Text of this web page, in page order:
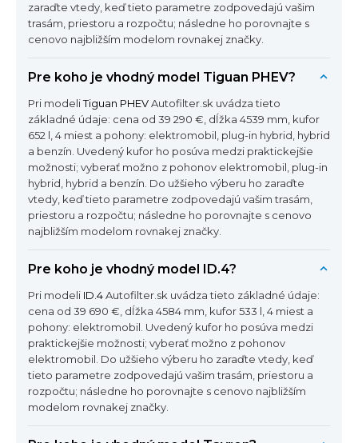
zaraďte vtedy, keď tieto parametre zodpovedajú vašim
trasám, priestoru a rozpočtu; následne ho porovnajte s
cenovo najbližším modelom rovnakej značky.
Pre koho je vhodný model Tiguan PHEV?
Pri modeliTiguan PHEVAutofilter.sk uvádza tieto
základné údaje: cena od 39 290 €, dĺžka 4539 mm, kufor
652 l, 4 miest a pohony: elektromobil, plug-in hybrid, hybrid
a benzín. Uvedený kufor ho posúva medzi praktickejšie
možnosti; vyberať možno z pohonov elektromobil, plug-in
hybrid, hybrid a benzín. Do užšieho výberu ho zaraďte
vtedy, keď tieto parametre zodpovedajú vašim trasám,
priestoru a rozpočtu; následne ho porovnajte s cenovo
najbližším modelom rovnakej značky.
Pre koho je vhodný model ID.4?
Pri modeli ID.4Autofilter.sk uvádza tieto základné údaje:
cena od 39 690 €, dĺžka 4584 mm, kufor 533 l, 4 miest a
pohony: elektromobil. Uvedený kufor ho posúva medzi
praktickejšie možnosti; vyberať možno z pohonov
elektromobil. Do užšieho výberu ho zaraďte vtedy, keď
tieto parametre zodpovedajú vašim trasám, priestoru a
rozpočtu; následne ho porovnajte s cenovo najbližším
modelom rovnakej značky.